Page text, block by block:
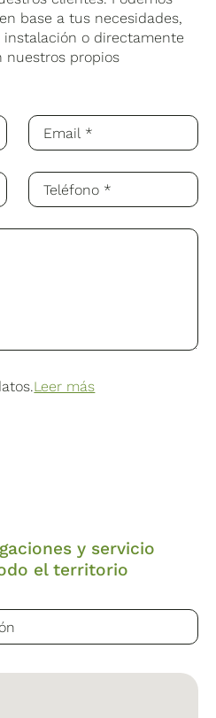
base a tus necesidades,
o directamente
nuestros propios
Leer más
y servicio
el territorio